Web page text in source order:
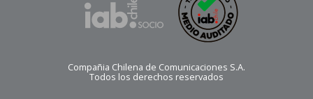
Compañia Chilena de Comunicaciones S.A.
Todos los derechos reservados